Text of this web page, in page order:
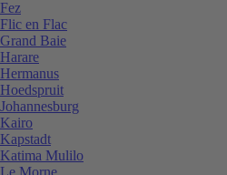
Fez
Flic en Flac
Grand Baie
Harare
Hermanus
Hoedspruit
Johannesburg
Kairo
Kapstadt
Katima Mulilo
Le Morne